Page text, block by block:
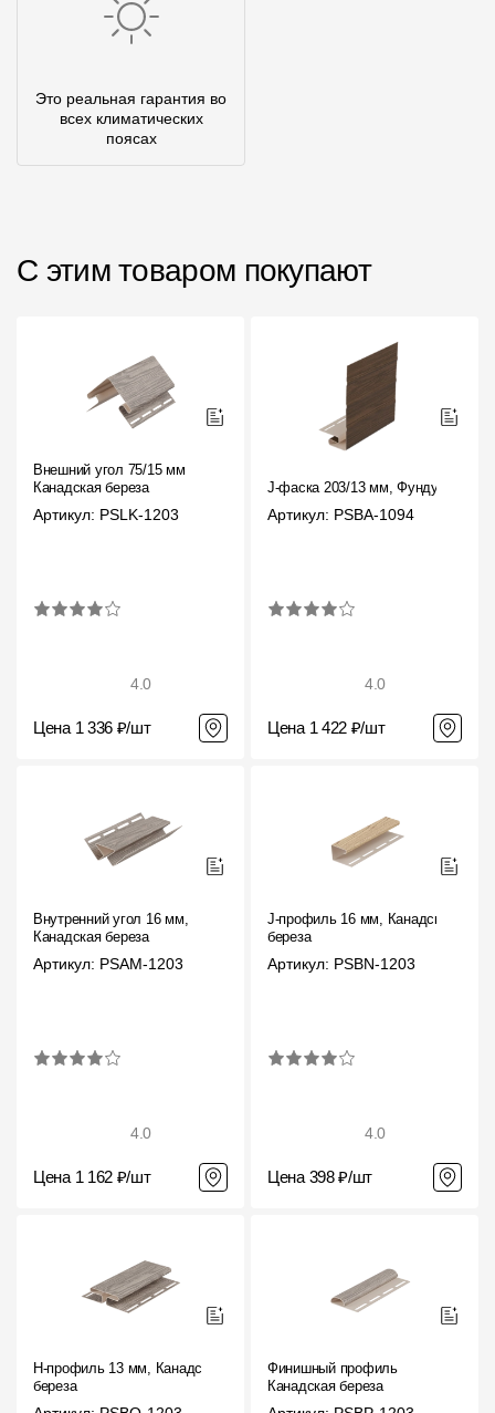
Это реальная гарантия во
всех климатических
поясах
С этим товаром покупают
Внешний угол 75/15 мм
Канадская береза
Артикул: PSLK-1203
4.0
Цена 1 336 ₽/шт
J-фаска 203/13 мм, Фундук
Артикул: PSBA-1094
4.0
Цена 1 422 ₽/шт
Внутренний угол 16 мм,
Канадская береза
Артикул: PSAM-1203
4.0
Цена 1 162 ₽/шт
J-профиль 16 мм, Канадская
береза
Артикул: PSBN-1203
4.0
Цена 398 ₽/шт
H-профиль 13 мм, Канадская
береза
Финишный профиль
Канадская береза